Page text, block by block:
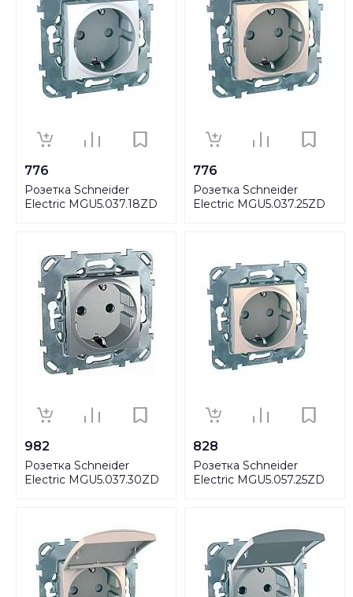
776
Розетка Schneider
Electric MGU5.037.18ZD
776
Розетка Schneider
Electric MGU5.037.25ZD
982
Розетка Schneider
Electric MGU5.037.30ZD
828
Розетка Schneider
Electric MGU5.057.25ZD